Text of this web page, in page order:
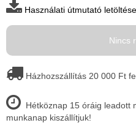
Használati útmutató letöltése
Nincs
Házhozszállítás 20 000 Ft
Hétköznap 15 óráig leadott
munkanap kiszállítjuk!